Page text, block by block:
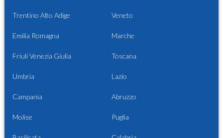
Trentino Alto Adige Veneto
Emilia Romagna Marche
Friuli Venezia Giulia Toscana
Umbria Lazio
Campania Abruzzo
Molise Puglia